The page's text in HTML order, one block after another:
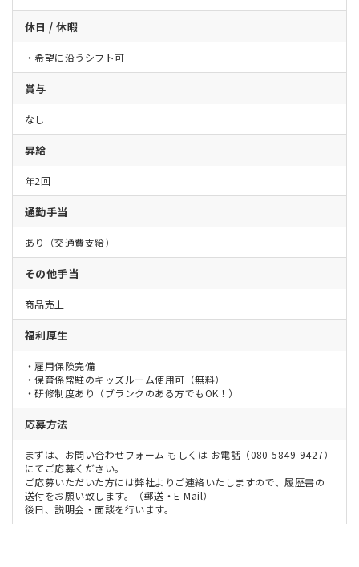
休日 / 休暇
・希望に沿うシフト可
賞与
なし
昇給
年2回
通勤手当
あり（交通費支給）
その他手当
商品売上
福利厚生
・雇用保険完備
・保育係常駐のキッズルーム使用可（無料）
・研修制度あり（ブランクのある方でもOK！）
応募方法
まずは、お問い合わせフォーム もしくは お電話（080-5849-9427）
にてご応募ください。
ご応募いただいた方には弊社よりご連絡いたしますので、履歴書の
送付をお願い致します。（郵送・E-Mail）
後日、説明会・面談を行います。